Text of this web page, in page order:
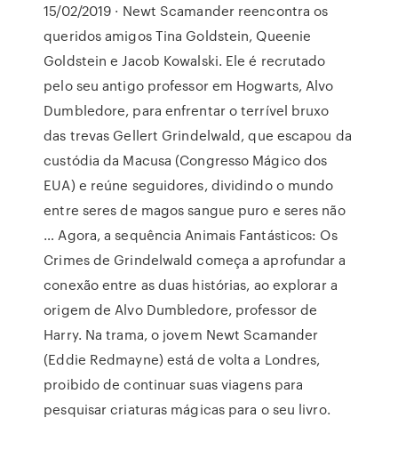
15/02/2019 · Newt Scamander reencontra os
queridos amigos Tina Goldstein, Queenie
Goldstein e Jacob Kowalski. Ele é recrutado
pelo seu antigo professor em Hogwarts, Alvo
Dumbledore, para enfrentar o terrível bruxo
das trevas Gellert Grindelwald, que escapou da
custódia da Macusa (Congresso Mágico dos
EUA) e reúne seguidores, dividindo o mundo
entre seres de magos sangue puro e seres não
… Agora, a sequência Animais Fantásticos: Os
Crimes de Grindelwald começa a aprofundar a
conexão entre as duas histórias, ao explorar a
origem de Alvo Dumbledore, professor de
Harry. Na trama, o jovem Newt Scamander
(Eddie Redmayne) está de volta a Londres,
proibido de continuar suas viagens para
pesquisar criaturas mágicas para o seu livro.